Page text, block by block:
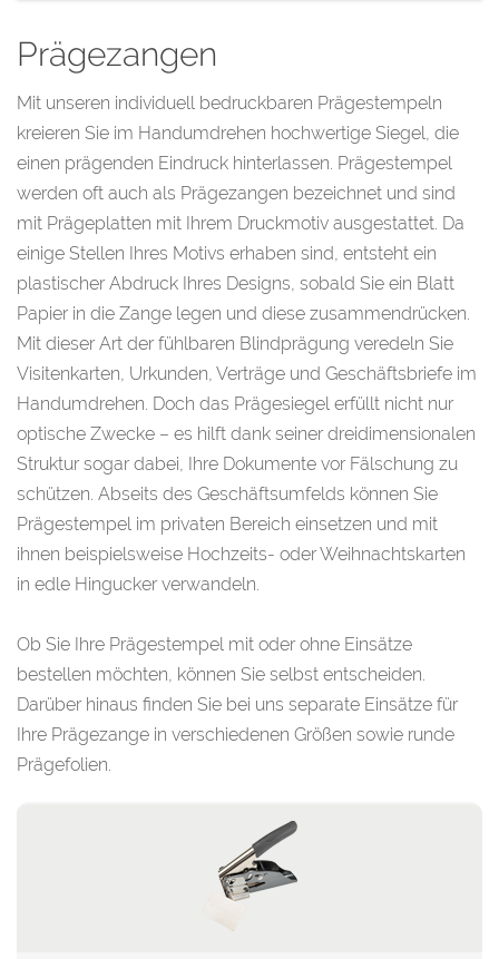
Prägezangen
Mit unseren individuell bedruckbaren Prägestempeln
kreieren Sie im Handumdrehen hochwertige Siegel, die
einen prägenden Eindruck hinterlassen. Prägestempel
werden oft auch als Prägezangen bezeichnet und sind
mit Prägeplatten mit Ihrem Druckmotiv ausgestattet. Da
einige Stellen Ihres Motivs erhaben sind, entsteht ein
plastischer Abdruck Ihres Designs, sobald Sie ein Blatt
Papier in die Zange legen und diese zusammendrücken.
Mit dieser Art der fühlbaren Blindprägung veredeln Sie
Visitenkarten, Urkunden, Verträge und Geschäftsbriefe im
Handumdrehen. Doch das Prägesiegel erfüllt nicht nur
optische Zwecke – es hilft dank seiner dreidimensionalen
Struktur sogar dabei, Ihre Dokumente vor Fälschung zu
schützen. Abseits des Geschäftsumfelds können Sie
Prägestempel im privaten Bereich einsetzen und mit
ihnen beispielsweise Hochzeits- oder Weihnachtskarten
in edle Hingucker verwandeln.
Ob Sie Ihre Prägestempel mit oder ohne Einsätze
bestellen möchten, können Sie selbst entscheiden.
Darüber hinaus finden Sie bei uns separate Einsätze für
Ihre Prägezange in verschiedenen Größen sowie runde
Prägefolien.